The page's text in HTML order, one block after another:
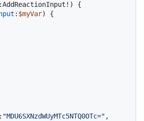
:AddReactionInput ! )
{
: $myVar) {
: "MDU6SXNzdWUyMTc5NTQ0OTc=" ,